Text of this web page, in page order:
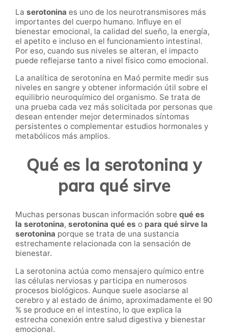
La serotonina es uno de los neurotransmisores más
importantes del cuerpo humano. Influye en el
bienestar emocional, la calidad del sueño, la energía,
el apetito e incluso en el funcionamiento intestinal.
Por eso, cuando sus niveles se alteran, el impacto
puede reflejarse tanto a nivel físico como emocional.
La analítica de serotonina en Maó permite medir sus
niveles en sangre y obtener información útil sobre el
equilibrio neuroquímico del organismo. Se trata de
una prueba cada vez más solicitada por personas que
desean entender mejor determinados síntomas
persistentes o complementar estudios hormonales y
metabólicos más amplios.
Qué es la serotonina y
para qué sirve
Muchas personas buscan información sobre qué es
la serotonina, serotonina qué es o para qué sirve la
serotonina porque se trata de una sustancia
estrechamente relacionada con la sensación de
bienestar.
La serotonina actúa como mensajero químico entre
las células nerviosas y participa en numerosos
procesos biológicos. Aunque suele asociarse al
cerebro y al estado de ánimo, aproximadamente el 90
% se produce en el intestino, lo que explica la
estrecha conexión entre salud digestiva y bienestar
emocional.